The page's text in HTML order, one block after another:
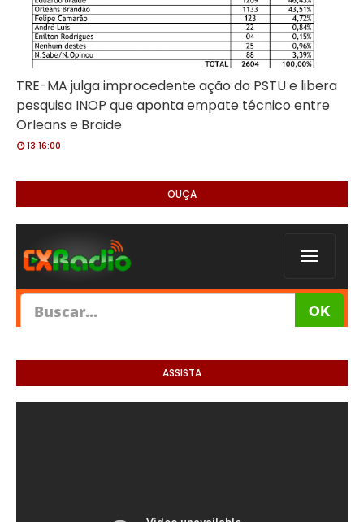
TRE-MA julga improcedente ação do PSTU e libera
pesquisa INOP que aponta empate técnico entre
Orleans e Braide
13:16:00
OUÇA
ASSISTA